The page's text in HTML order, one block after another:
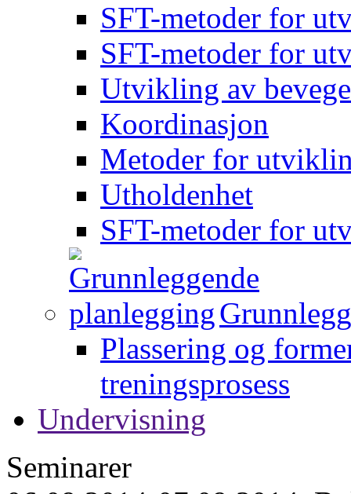
SFT-metoder for
SFT-metoder for
Utvikling av
Koordinasjon
Metoder for
Utholdenhet
SFT-metoder for
Plassering og
treningsprosess
Undervisning
Seminarer